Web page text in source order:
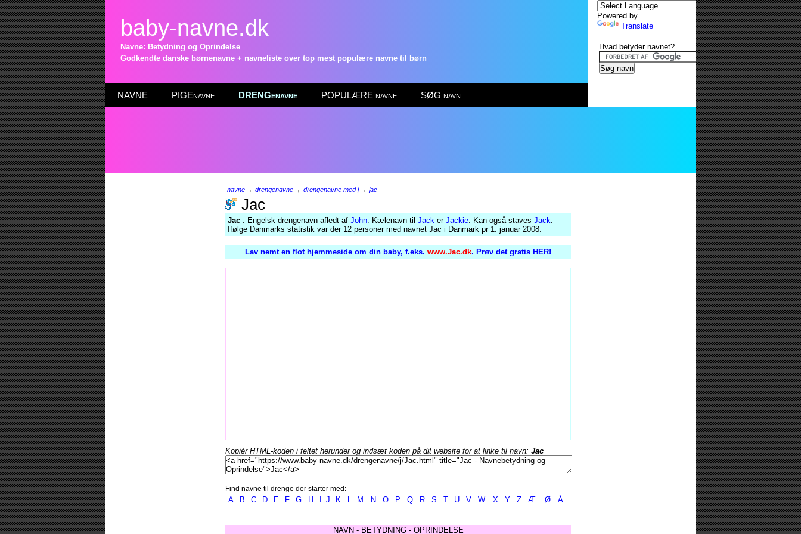
baby-navne.dk
Navne: Betydning og Oprindelse
Godkendte danske børnenavne + navneliste over top mest populære navne til børn
NAVNE PIGEnavne DRENGenavne POPULÆRE navne SØG navn
navne→ drengenavne→ drengenavne med j→ jac
Jac
Jac : Engelsk drengenavn afledt af John. Kælenavn til Jack er Jackie. Kan også staves Jack.
Ifølge Danmarks statistik var der 12 personer med navnet Jac i Danmark pr 1. januar 2008.
Lav nemt en flot hjemmeside om din baby, f.eks. www.Jac.dk. Prøv det gratis HER!
Kopiér HTML-koden i feltet herunder og indsæt koden på dit website for at linke til navn: Jac
Find navne til drenge der starter med:
A B C D E F G H J K L M N O P Q R S T U V W X Y Z Æ Ø Å
NAVN - BETYDNING - OPRINDELSE
Powered by
Translate
Hvad betyder navnet?